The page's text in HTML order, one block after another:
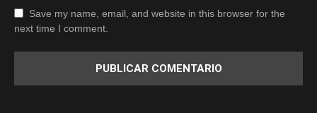
Save my name, email, and website in this browser for the
next time I comment.